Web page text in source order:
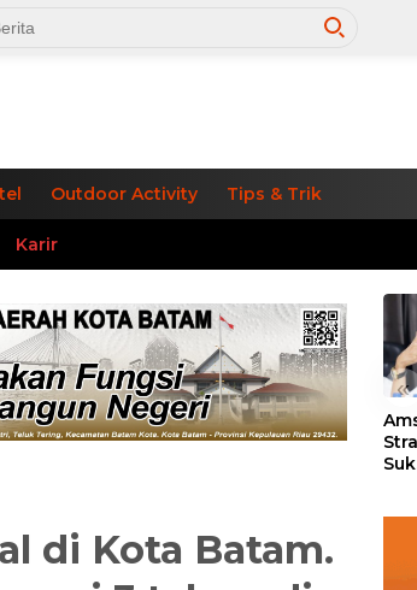
Outdoor Activity Tips & Trik
Karir
di Kota Batam.
«